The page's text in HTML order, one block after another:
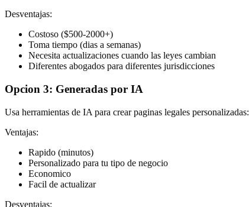
Desventajas:
Costoso ($500-2000+)
Toma tiempo (dias a semanas)
Necesita actualizaciones cuando las leyes cambian
Diferentes abogados para diferentes jurisdicciones
Opcion 3: Generadas por IA
Usa herramientas de IA para crear paginas legales personalizadas:
Ventajas:
Rapido (minutos)
Personalizado para tu tipo de negocio
Economico
Facil de actualizar
Desventajas: